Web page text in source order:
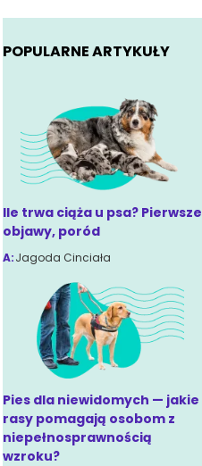
POPULARNE ARTYKUŁY
Ile trwa ciąża u psa? Pierwsze
objawy, poród
A:Jagoda Cinciała
Pies dla niewidomych — jakie
rasy pomagają osobom z
niepełnosprawnością
wzroku?